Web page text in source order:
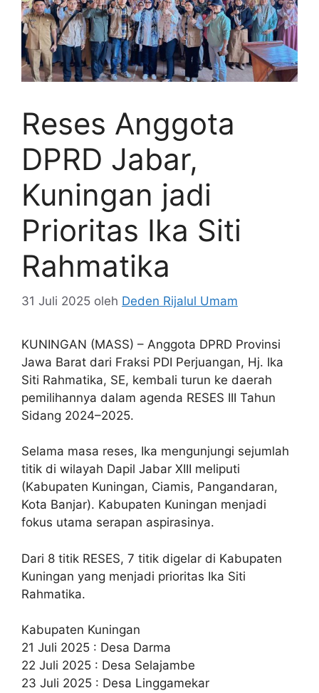
Reses Anggota
DPRD Jabar,
Kuningan jadi
Prioritas Ika Siti
Rahmatika
31 Juli 2025 oleh Deden Rijalul Umam
KUNINGAN (MASS) – Anggota DPRD Provinsi
Jawa Barat dari Fraksi PDI Perjuangan, Hj. Ika
Siti Rahmatika, SE, kembali turun ke daerah
pemilihannya dalam agenda RESES III Tahun
Sidang 2024–2025.
Selama masa reses, Ika mengunjungi sejumlah
titik di wilayah Dapil Jabar XIII meliputi
(Kabupaten Kuningan, Ciamis, Pangandaran,
Kota Banjar). Kabupaten Kuningan menjadi
fokus utama serapan aspirasinya.
Dari 8 titik RESES, 7 titik digelar di Kabupaten
Kuningan yang menjadi prioritas Ika Siti
Rahmatika.
Kabupaten Kuningan
21 Juli 2025 : Desa Darma
22 Juli 2025 : Desa Selajambe
23 Juli 2025 : Desa Linggamekar